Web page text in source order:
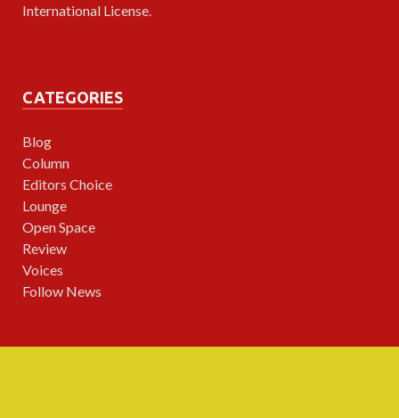
International License
CATEGORIES
Blog
Column
Editors Choice
Lounge
Open Space
Review
Voices
Follow News